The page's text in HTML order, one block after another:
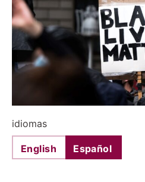
idiomas
English Español